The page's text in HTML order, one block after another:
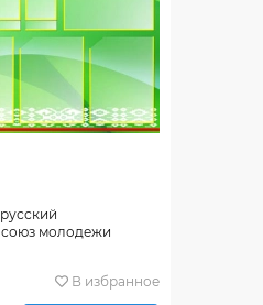
союз молодежи
В избранное